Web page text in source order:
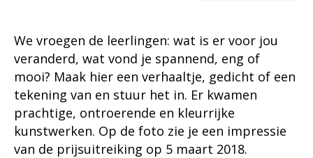
We vroegen de leerlingen: wat is er voor jou
veranderd, wat vond je spannend, eng of
mooi? Maak hier een verhaaltje, gedicht of een
tekening van en stuur het in. Er kwamen
prachtige, ontroerende en kleurrijke
kunstwerken. Op de foto zie je een impressie
van de prijsuitreiking op 5 maart 2018.